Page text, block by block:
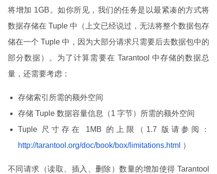
将增加 1GB。如你所见，我们的任务是以最紧凑的方式将
数据存储在 Tuple 中（上文已经说过，无法将整个数据包存
储在一个 Tuple 中，因为大部分请求只需要后去数据包中的
部分数据）。为了计算需要在 Tarantool 中存储的数据总
量，还需要考虑：
存储索引所需的额外空间
存储 Tuple 数据容量信息（1 字节）所需的额外空间
Tuple 尺寸存在 1MB 的上限（1.7 版请参阅：
http://tarantool.org/doc/book/box/limitations.html ）
不同请求（读取、插入、删除）数量的增加使得 Tarantool